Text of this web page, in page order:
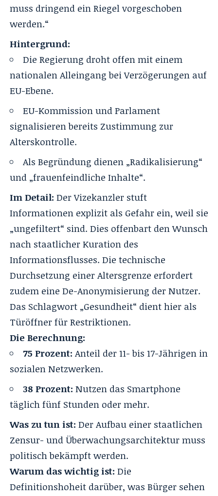
muss dringend ein Riegel vorgeschoben
werden.“
Hintergrund:
Die Regierung droht offen mit einem
nationalen Alleingang bei Verzögerungen auf
EU-Ebene.
EU-Kommission und Parlament
signalisieren bereits Zustimmung zur
Alterskontrolle.
Als Begründung dienen „Radikalisierung“
und „frauenfeindliche Inhalte“.
Im Detail: Der Vizekanzler stuft
Informationen explizit als Gefahr ein, weil sie
„ungefiltert“ sind. Dies offenbart den Wunsch
nach staatlicher Kuration des
Informationsflusses. Die technische
Durchsetzung einer Altersgrenze erfordert
zudem eine De-Anonymisierung der Nutzer.
Das Schlagwort „Gesundheit“ dient hier als
Türöffner für Restriktionen.
Die Berechnung:
75 Prozent: Anteil der 11- bis 17-Jährigen in
sozialen Netzwerken.
38 Prozent: Nutzen das Smartphone
täglich fünf Stunden oder mehr.
Was zu tun ist: Der Aufbau einer staatlichen
Zensur- und Überwachungsarchitektur muss
politisch bekämpft werden.
Warum das wichtig ist: Die
Definitionshoheit darüber, was Bürger sehen